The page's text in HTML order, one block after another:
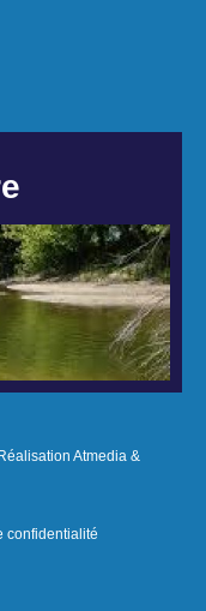
Atmedia &
confidentialité